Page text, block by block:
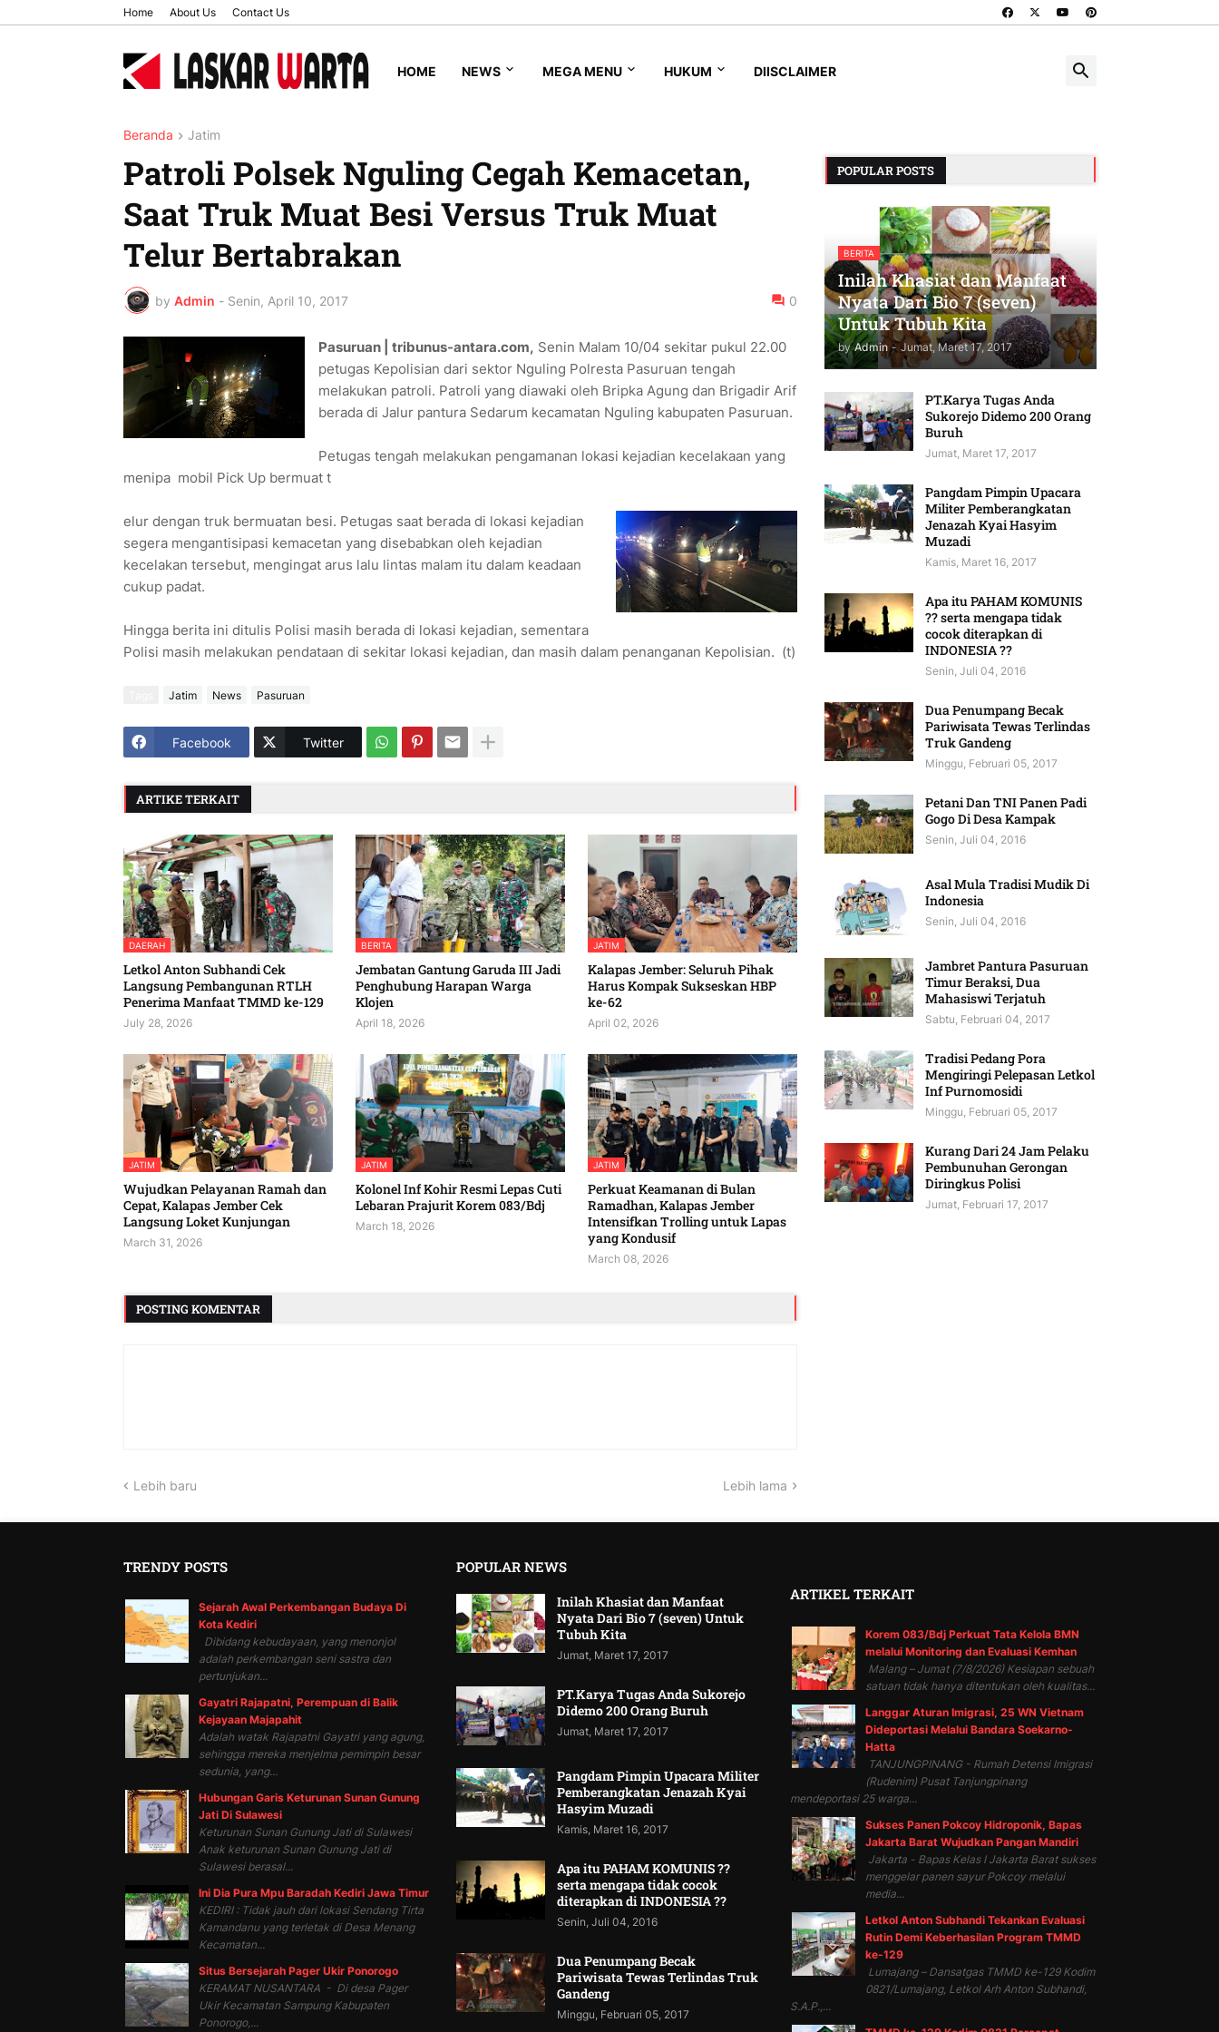
Home About Us Contact Us
HOME NEWS MEGA MENU HUKUM DIISCLAIMER
Beranda Jatim
Patroli Polsek Nguling Cegah Kemacetan,
Saat Truk Muat Besi Versus Truk Muat
Telur Bertabrakan
by Admin - Senin, April 10, 2017 0
Pasuruan | tribunus-antara.com, Senin Malam 10/04 sekitar pukul 22.00
petugas Kepolisian dari sektor Nguling Polresta Pasuruan tengah
melakukan patroli. Patroli yang diawaki oleh Bripka Agung dan Brigadir Arif
berada di Jalur pantura Sedarum kecamatan Nguling kabupaten Pasuruan.
Petugas tengah melakukan pengamanan lokasi kejadian kecelakaan yang
menipa mobil Pick Up bermuat t
elur dengan truk bermuatan besi. Petugas saat berada di lokasi kejadian
segera mengantisipasi kemacetan yang disebabkan oleh kejadian
kecelakan tersebut, mengingat arus lalu lintas malam itu dalam keadaan
cukup padat.
Hingga berita ini ditulis Polisi masih berada di lokasi kejadian, sementara
Polisi masih melakukan pendataan di sekitar lokasi kejadian, dan masih dalam penanganan Kepolisian. (t)
Jatim News Pasuruan
Facebook Twitter
ARTIKE TERKAIT
DAERAH
Letkol Anton Subhandi Cek
Langsung Pembangunan RTLH
Penerima Manfaat TMMD ke-129
July 28, 2026
BERITA
Jembatan Gantung Garuda III Jadi
Penghubung Harapan Warga
Klojen
April 18, 2026
JATIM
Kalapas Jember: Seluruh Pihak
Harus Kompak Sukseskan HBP
ke-62
April 02, 2026
JATIM
Wujudkan Pelayanan Ramah dan
Cepat, Kalapas Jember Cek
Langsung Loket Kunjungan
March 31, 2026
JATIM
Kolonel Inf Kohir Resmi Lepas Cuti
Lebaran Prajurit Korem 083/Bdj
March 18, 2026
JATIM
Perkuat Keamanan di Bulan
Ramadhan, Kalapas Jember
Intensifkan Trolling untuk Lapas
yang Kondusif
March 08, 2026
POSTING KOMENTAR
Lebih baru Lebih lama
POPULAR POSTS
BERITA
Inilah Khasiat dan Manfaat
Nyata Dari Bio 7 (seven)
Untuk Tubuh Kita
by Admin - Jumat, Maret 17, 2017
PT.Karya Tugas Anda
Sukorejo Didemo 200 Orang
Buruh
Jumat, Maret 17, 2017
Pangdam Pimpin Upacara
Militer Pemberangkatan
Jenazah Kyai Hasyim
Muzadi
Kamis, Maret 16, 2017
Apa itu PAHAM KOMUNIS
?? serta mengapa tidak
cocok diterapkan di
INDONESIA ??
Senin, Juli 04, 2016
Dua Penumpang Becak
Pariwisata Tewas Terlindas
Truk Gandeng
Minggu, Februari 05, 2017
Petani Dan TNI Panen Padi
Gogo Di Desa Kampak
Senin, Juli 04, 2016
Asal Mula Tradisi Mudik Di
Indonesia
Senin, Juli 04, 2016
Jambret Pantura Pasuruan
Timur Beraksi, Dua
Mahasiswi Terjatuh
Sabtu, Februari 04, 2017
Tradisi Pedang Pora
Mengiringi Pelepasan Letkol
Inf Purnomosidi
Minggu, Februari 05, 2017
Kurang Dari 24 Jam Pelaku
Pembunuhan Gerongan
Diringkus Polisi
Jumat, Februari 17, 2017
TRENDY POSTS
Sejarah Awal Perkembangan Budaya Di
Kota Kediri
Dibidang kebudayaan, yang menonjol
adalah perkembangan seni sastra dan
pertunjukan...
Gayatri Rajapatni, Perempuan di Balik
Kejayaan Majapahit
Adalah watak Rajapatni Gayatri yang agung,
sehingga mereka menjelma pemimpin besar
sedunia, yang...
Hubungan Garis Keturunan Sunan Gunung
Jati Di Sulawesi
Keturunan Sunan Gunung Jati di Sulawesi
Anak keturunan Sunan Gunung Jati di
Sulawesi berasal...
Ini Dia Pura Mpu Baradah Kediri Jawa Timur
KEDIRI : Tidak jauh dari lokasi Sendang Tirta
Kamandanu yang terletak di Desa Menang
Kecamatan...
Situs Bersejarah Pager Ukir Ponorogo
KERAMAT NUSANTARA - Di desa Pager
Ukir Kecamatan Sampung Kabupaten
Ponorogo,...
POPULAR NEWS
Inilah Khasiat dan Manfaat
Nyata Dari Bio 7 (seven) Untuk
Tubuh Kita
Jumat, Maret 17, 2017
PT.Karya Tugas Anda Sukorejo
Didemo 200 Orang Buruh
Jumat, Maret 17, 2017
Pangdam Pimpin Upacara Militer
Pemberangkatan Jenazah Kyai
Hasyim Muzadi
Kamis, Maret 16, 2017
Apa itu PAHAM KOMUNIS ??
serta mengapa tidak cocok
diterapkan di INDONESIA ??
Senin, Juli 04, 2016
Dua Penumpang Becak
Pariwisata Tewas Terlindas Truk
Gandeng
Minggu, Februari 05, 2017
ARTIKEL TERKAIT
Korem 083/Bdj Perkuat Tata Kelola BMN
melalui Monitoring dan Evaluasi Kemhan
Malang – Jumat (7/8/2026) Kesiapan sebuah
satuan tidak hanya ditentukan oleh kualitas...
Langgar Aturan Imigrasi, 25 WN Vietnam
Dideportasi Melalui Bandara Soekarno-
Hatta
TANJUNGPINANG - Rumah Detensi Imigrasi
(Rudenim) Pusat Tanjungpinang
mendeportasi 25 warga...
Sukses Panen Pokcoy Hidroponik, Bapas
Jakarta Barat Wujudkan Pangan Mandiri
Jakarta - Bapas Kelas I Jakarta Barat sukses
menggelar panen sayur Pokcoy melalui
media...
Letkol Anton Subhandi Tekankan Evaluasi
Rutin Demi Keberhasilan Program TMMD
ke-129
Lumajang – Dansatgas TMMD ke-129 Kodim
0821/Lumajang, Letkol Arh Anton Subhandi,
S.A.P.,...